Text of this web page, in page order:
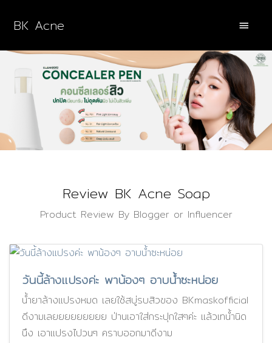
BK Acne
Review BK Acne Soap
Product Review By Blogger or Influencer
วันนี้ล้างแปรงค่ะ พาน้องๆ อาบน้ำซะหน่อย
น้ำยาล้างแปรงหมด เลยใช้สบู่รบสิวของ BKmaskofficial
ดีงามเลยยยยยยยยย ป่านเอาใส่กระปุกใสๆค่ะ แล้วเทน้ำนิด
นึง เอาแปรงไปวนๆ คราบออกมาดีงาม